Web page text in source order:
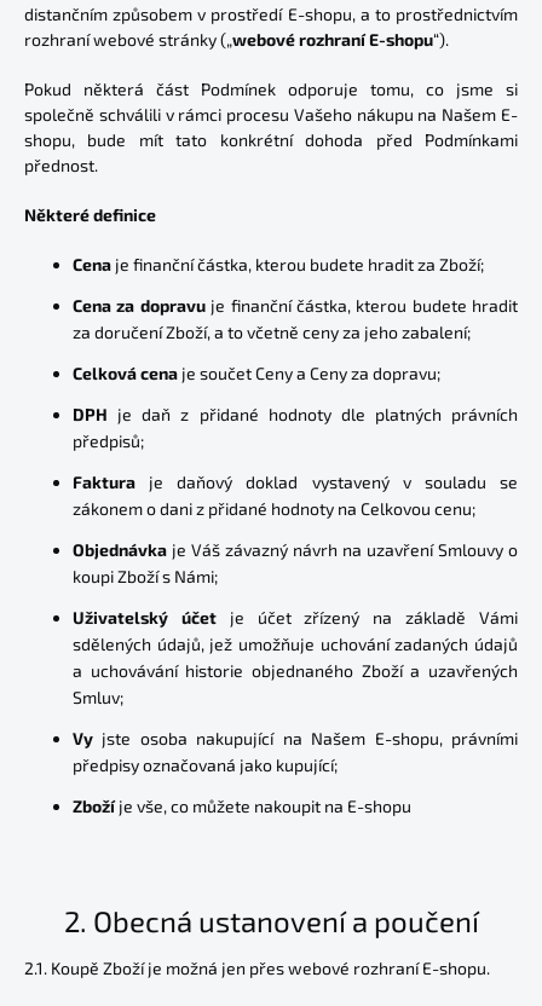
distančním způsobem v prostředí E-shopu, a to prostřednictvím
rozhraní webové stránky („webové rozhraní E-shopu“).
Pokud některá část Podmínek odporuje tomu, co jsme si
společně schválili v rámci procesu Vašeho nákupu na Našem E-
shopu, bude mít tato konkrétní dohoda před Podmínkami
přednost.
Některé definice
Cena je finanční částka, kterou budete hradit za Zboží;
Cena za dopravuje finanční částka, kterou budete hradit
za doručení Zboží, a to včetně ceny za jeho zabalení;
Celková cena je součet Ceny a Ceny za dopravu;
DPH je daň z přidané hodnoty dle platných právních
předpisů;
Faktura je daňový doklad vystavený v souladu se
zákonem o dani z přidané hodnoty na Celkovou cenu;
Objednávka je Váš závazný návrh na uzavření Smlouvy o
koupi Zboží s Námi;
Uživatelský účetje účet zřízený na základě Vámi
sdělených údajů, jež umožňuje uchování zadaných údajů
a uchovávání historie objednaného Zboží a uzavřených
Smluv;
Vy jste osoba nakupující na Našem E-shopu, právními
předpisy označovaná jako kupující;
Zbožíje vše, co můžete nakoupit na E-shopu
2. Obecná ustanovení a poučení
2.1. Koupě Zboží je možná jen přes webové rozhraní E-shopu.